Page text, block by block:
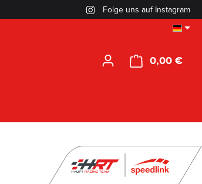
Folge uns auf Instagram
0,00 €